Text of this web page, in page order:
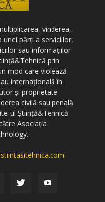
vinderea,
unei părți a serviciilor,
sau informațiilor
prin
mod care violează
internațională în
și proprietate
civilă sau penală
ul Știință&Tehnică
Asociația